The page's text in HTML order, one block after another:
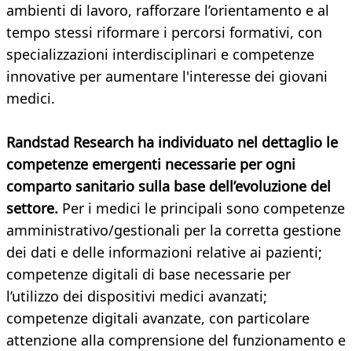
ambienti di lavoro, rafforzare l’orientamento e al
tempo stessi riformare i percorsi formativi, con
specializzazioni interdisciplinari e competenze
innovative per aumentare l'interesse dei giovani
medici.
Randstad Research ha individuato nel dettaglio le
competenze emergenti necessarie per ogni
comparto sanitario sulla base dell’evoluzione del
settore. Per i medici le principali sono competenze
amministrativo/gestionali per la corretta gestione
dei dati e delle informazioni relative ai pazienti;
competenze digitali di base necessarie per
l’utilizzo dei dispositivi medici avanzati;
competenze digitali avanzate, con particolare
attenzione alla comprensione del funzionamento e